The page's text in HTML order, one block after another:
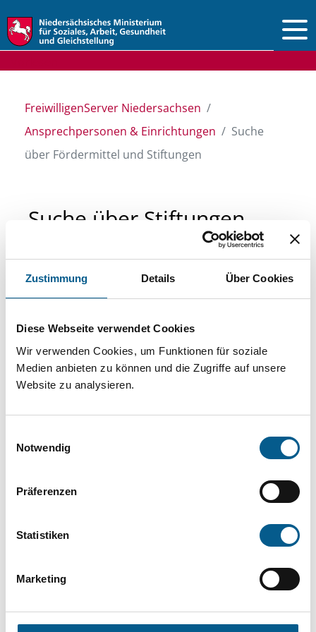
Zustimmung Details Über Cookies
Diese Webseite verwendet Cookies
Wir verwenden Cookies, um Funktionen für soziale
Medien anbieten zu können und die Zugriffe auf unsere
Website zu analysieren.
Notwendig
Präferenzen
Statistiken
Marketing
FreiwilligenServer Niedersachsen
Ansprechpersonen & Einrichtungen
Suche
über Fördermittel und Stiftungen
Suche über Stiftungen
und Fördermittel
Sie suchen finanzielle Unterstützung für ein
Projekt oder ein Vorhaben? Hier können Sie
direkt über unsere Fördermitteldatenbank und
Stiftungsdatenbank recherchieren. Bei der
Suche bitte die Groß- und Kleinschreibung
beachten.
können durch die Wahl von Bereichen oder
Suchen